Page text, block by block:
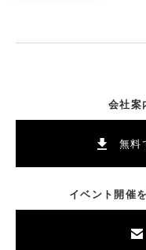
会社案
無料
イベント開催